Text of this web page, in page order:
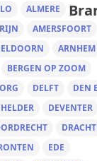
ALMERE
AMERSFOORT
ARNHEM
BERGEN OP ZOOM
DELFT
DEN
DEVENTER
EDE